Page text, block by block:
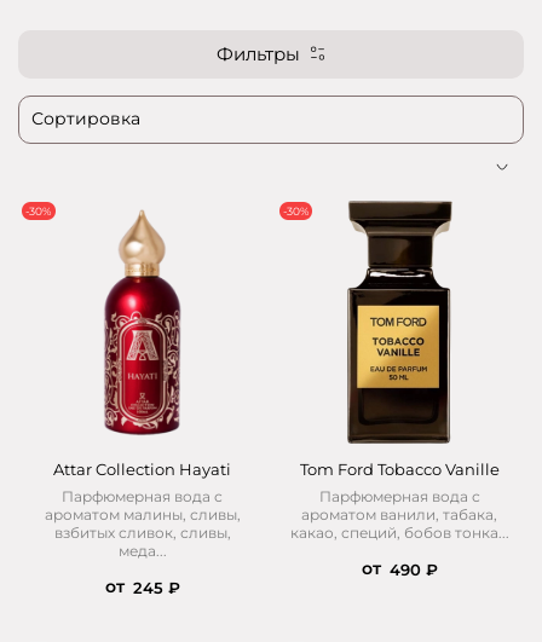
Фильтры
-30%
Attar Collection Hayati
Парфюмерная вода с
ароматом малины, сливы,
взбитых сливок, сливы,
меда...
от 245 ₽
-30%
Tom Ford Tobacco Vanille
Парфюмерная вода с
ароматом ванили, табака,
какао, специй, бобов тонка...
от 490 ₽